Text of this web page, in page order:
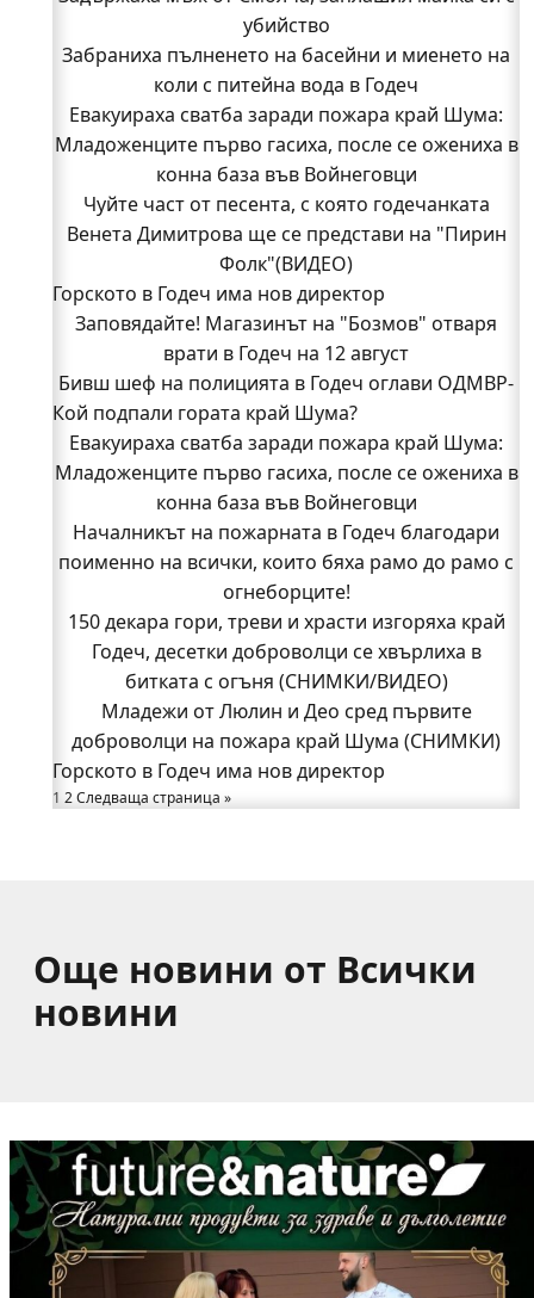
убийство
Забраниха пълненето на басейни и миенето на
коли с питейна вода в Годеч
Евакуираха сватба заради пожара край Шума:
Младоженците първо гасиха, после се ожениха в
конна база във Войнеговци
Чуйте част от песента, с която годечанката
Венета Димитрова ще се представи на "Пирин
Фолк"(ВИДЕО)
Горското в Годеч има нов директор
Заповядайте! Магазинът на "Бозмов" отваря
врати в Годеч на 12 август
Бивш шеф на полицията в Годеч оглави ОДМВР-
Видин
Кой подпали гората край Шума?
Младежи от Люлин и Део сред първите
доброволци на пожара край Шума (СНИМКИ)
Началникът на пожарната в Годеч благодари
поименно на всички, които бяха рамо до рамо с
огнеборците!
150 декара гори, треви и храсти изгоряха край
Годеч, десетки доброволци се хвърлиха в
битката с огъня (СНИМКИ/ВИДЕО)
Полицията влиза в селата
Възможни са прекъсвания на тока утре в части
от община Годеч
Какво накара Яна и Станимир да изберат Годеч
Кой подпали гората край Шума?
Евакуираха сватба заради пожара край Шума:
Младоженците първо гасиха, после се ожениха в
конна база във Войнеговци
Началникът на пожарната в Годеч благодари
поименно на всички, които бяха рамо до рамо с
огнеборците!
150 декара гори, треви и храсти изгоряха край
Годеч, десетки доброволци се хвърлиха в
битката с огъня (СНИМКИ/ВИДЕО)
Младежи от Люлин и Део сред първите
доброволци на пожара край Шума (СНИМКИ)
Горското в Годеч има нов директор
1 2Следваща страница »
Още новини от Всички
новини